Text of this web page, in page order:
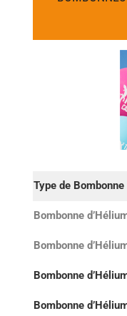
Type de Bombonne
Bombonne
Bombonne
Bombonne
Bombonne